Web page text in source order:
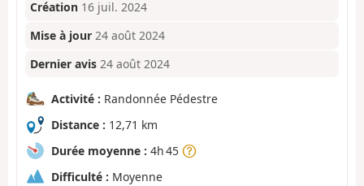
Création 16 juil. 2024
Mise à jour 24 août 2024
Dernier avis 24 août 2024
Activité : Randonnée Pédestre
Distance : 12,71 km
Durée moyenne : 4h 45
Difficulté : Moyenne